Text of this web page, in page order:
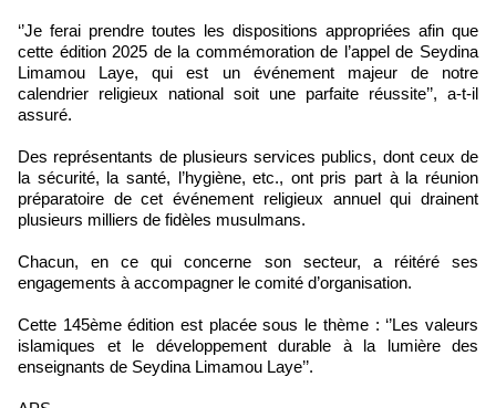
‘’Je ferai prendre toutes les dispositions appropriées afin que
cette édition 2025 de la commémoration de l’appel de Seydina
Limamou Laye, qui est un événement majeur de notre
calendrier religieux national soit une parfaite réussite’’, a-t-il
assuré.
Des représentants de plusieurs services publics, dont ceux de
la sécurité, la santé, l’hygiène, etc., ont pris part à la réunion
préparatoire de cet événement religieux annuel qui drainent
plusieurs milliers de fidèles musulmans.
Chacun, en ce qui concerne son secteur, a réitéré ses
engagements à accompagner le comité d’organisation.
Cette 145ème édition est placée sous le thème : ‘’Les valeurs
islamiques et le développement durable à la lumière des
enseignants de Seydina Limamou Laye’’.